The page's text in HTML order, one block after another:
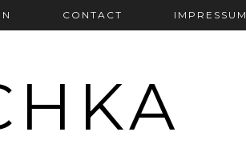
CONTACT IMPRESSUM